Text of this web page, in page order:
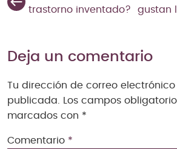
trastorno inventado?
gustan
Deja un comentario
Tu dirección de correo electrónico
publicada.
Los campos
marcados con *
Comentario *